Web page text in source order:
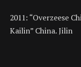
2011: “Overzeese
Kailin” China. Jilin